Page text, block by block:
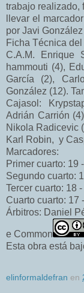
trabajo realizado,
llevar el
por Javi
Ficha Técnica del
C.A.M. Enrique
hammouti (4),
García (2),
González (12).
Cajasol:
Adrián Carrión
Nikola Radicevic
Karl Robin, y
Marcadores:
Primer cuarto: 19
Segundo cuarto:
Tercer cuarto: 18
Cuarto cuarto: 17
Árbitros: Daniel
e Common
Esta obra está
elinformaldefran en